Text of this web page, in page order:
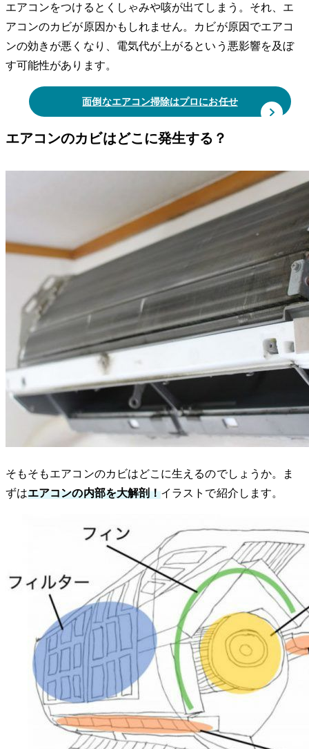
エアコンをつけるとくしゃみや咳が出てしまう。それ、エ
アコンのカビが原因かもしれません。カビが原因でエアコ
ンの効きが悪くなり、電気代が上がるという悪影響を及ぼ
す可能性があります。
面倒なエアコン掃除はプロにお任せ
エアコンのカビはどこに発生する？
そもそもエアコンのカビはどこに生えるのでしょうか。ま
ずはエアコンの内部を大解剖！イラストで紹介します。